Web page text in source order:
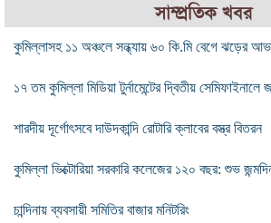
সাম্প্রতিক খবর
কুমিল্লাসহ ১১ অঞ্চলে সন্ধ্যায় ৬০ কি.মি বেগে ঝড়ের
১৭ তম কুমিল্লা মিডিয়া টুর্নামেন্টের দ্বিতীয় সেমিফাইনালে
শারদীয় দূর্গোৎসবে দাউদকান্দি রোটারি ক্লাবের বস্ত্র বিতরন
কুমিল্লা ভিক্টোরিয়া সরকারি কলেজের ১২০ বছর: শুভ
চান্দিনায় ব্যবসায়ী সমিতির বাজার মনিটরিং